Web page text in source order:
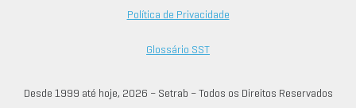
Política de Privacidade
Glossário SST
Desde 1999 até hoje, 2026 – Setrab – Todos os Direitos Reservados